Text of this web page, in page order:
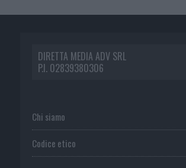
DIRETTA MEDIA ADV SRL
P.I. 02839380306
Chi siamo
Codice etico